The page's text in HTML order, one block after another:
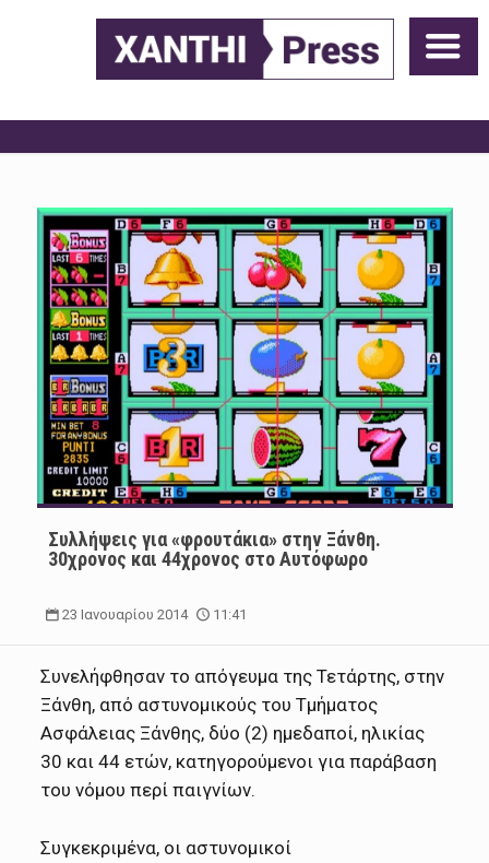
Συλλήψεις για «φρουτάκια» στην Ξάνθη.
30χρονος και 44χρονος στο Αυτόφωρο
23 Ιανουαρίου 2014 11:41
Συνελήφθησαν το απόγευμα της Τετάρτης, στην
Ξάνθη, από αστυνομικούς του Τμήματος
Ασφάλειας Ξάνθης, δύο (2) ημεδαποί, ηλικίας
30 και 44 ετών, κατηγορούμενοι για παράβαση
του νόμου περί παιγνίων.
Συγκεκριμένα, οι αστυνομικοί